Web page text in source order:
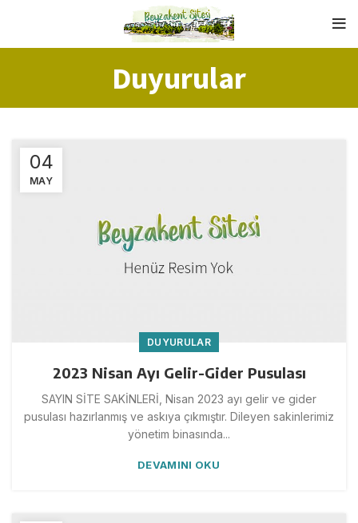
Duyurular
04
MAY
DUYURULAR
2023 Nisan Ayı Gelir-Gider Pusulası
SAYIN SİTE SAKİNLERİ, Nisan 2023 ayı gelir ve gider
pusulası hazırlanmış ve askıya çıkmıştır. Dileyen sakinlerimiz
yönetim binasında...
DEVAMINI OKU